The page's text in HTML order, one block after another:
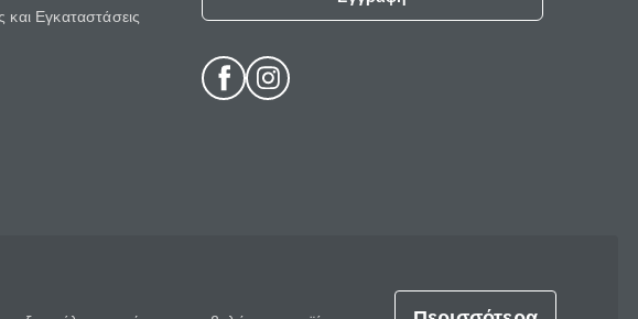
και Εγκαταστάσεις